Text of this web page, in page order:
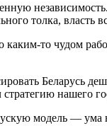
толка,
то чудом
Беларусь
нашего
модель —